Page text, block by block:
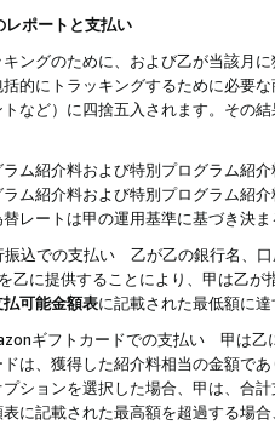
レポートと支払い
ングのために、および乙が当該月
的にトラッキングするために必要
トなど）に四捨五入されます。その
ム紹介料および特別プログラム紹
ム紹介料および特別プログラム紹
レートは甲の運用基準に基づき決
振込での支払い 乙が乙の銀行名、口
乙に提供することにより、甲は乙
払可能金額表に記載された最低額に
ギフトカードでの支払い 甲は乙
は、獲得した紹介料相当の金額で
ションを選択した場合、甲は、合
に記載された最高額を超過する場